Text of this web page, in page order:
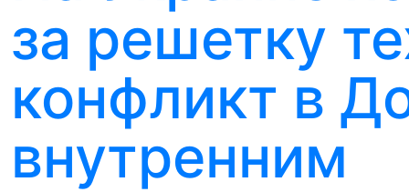
за решетку
конфликт в
внутренним